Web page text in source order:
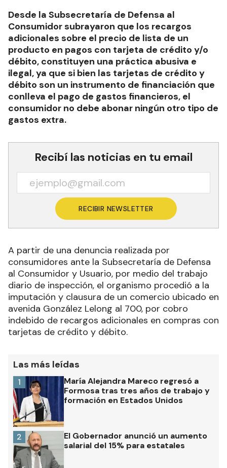
Desde la Subsecretaría de Defensa al
Consumidor subrayaron que los recargos
adicionales sobre el precio de lista de un
producto en pagos con tarjeta de crédito y/o
débito, constituyen una práctica abusiva e
ilegal, ya que si bien las tarjetas de crédito y
débito son un instrumento de financiación que
conlleva el pago de gastos financieros, el
consumidor no debe abonar ningún otro tipo de
gastos extra.
Recibí las noticias en tu email
RECIBIR NEWSLETTER
A partir de una denuncia realizada por
consumidores ante la Subsecretaría de Defensa
al Consumidor y Usuario, por medio del trabajo
diario de inspección, el organismo procedió a la
imputación y clausura de un comercio ubicado en
avenida González Lelong al 700, por cobro
indebido de recargos adicionales en compras con
tarjetas de crédito y débito.
Las más leídas
María Alejandra Mareco regresó a
Formosa tras tres años de trabajo y
formación en Estados Unidos
1
El Gobernador anunció un aumento
salarial del 15% para estatales
2